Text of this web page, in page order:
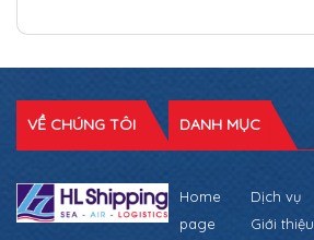
VỀ CHÚNG TÔI DANH MỤC
Home
page
Dịch vụ
Giới thiệu